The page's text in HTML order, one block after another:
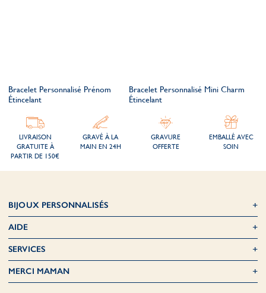
Bracelet Personnalisé Prénom
Étincelant
Bracelet Personnalisé Mini Charm
Étincelant
LIVRAISON
GRATUITE À
PARTIR DE 150€
GRAVÉ À LA
MAIN EN 24H
GRAVURE
OFFERTE
EMBALLÉ AVEC
SOIN
BIJOUX PERSONNALISÉS
AIDE
SERVICES
MERCI MAMAN